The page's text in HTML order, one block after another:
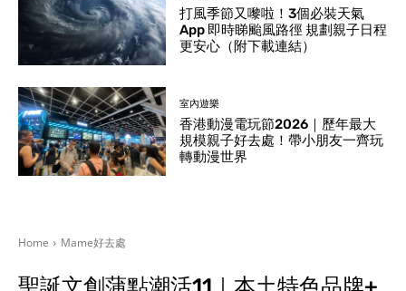
打風季節又嚟啦！3個必裝天氣
App 即時睇颱風路徑 規劃親子日程
更安心（附下載連結）
室內遊樂
香港動漫電玩節2026｜歷年最大
規模親子好去處！帶小朋友一齊玩
轉動漫世界